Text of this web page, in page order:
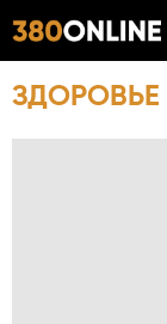
ЗДОРОВЬЕ